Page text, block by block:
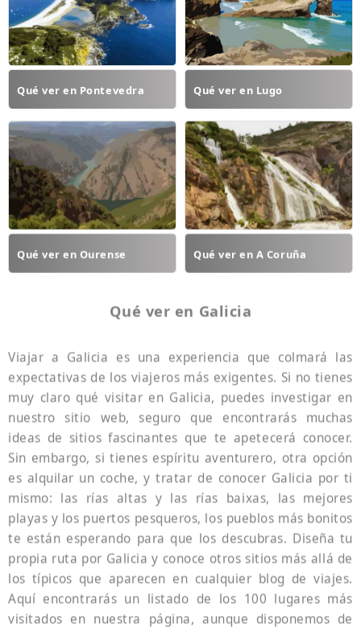
Qué ver en Pontevedra Qué ver en Lugo
Qué ver en Ourense Qué ver en A Coruña
Qué ver en Galicia
Viajar a Galicia es una experiencia que colmará las
expectativas de los viajeros más exigentes. Si no tienes
muy claro qué visitar en Galicia, puedes investigar en
nuestro sitio web, seguro que encontrarás muchas
ideas de sitios fascinantes que te apetecerá conocer.
Sin embargo, si tienes espíritu aventurero, otra opción
es alquilar un coche, y tratar de conocer Galicia por ti
mismo: las rías altas y las rías baixas, las mejores
playas y los puertos pesqueros, los pueblos más bonitos
te están esperando para que los descubras. Diseña tu
propia ruta por Galicia y conoce otros sitios más allá de
los típicos que aparecen en cualquier blog de viajes.
Aquí encontrarás un listado de los 100 lugares más
visitados en nuestra página, aunque disponemos de